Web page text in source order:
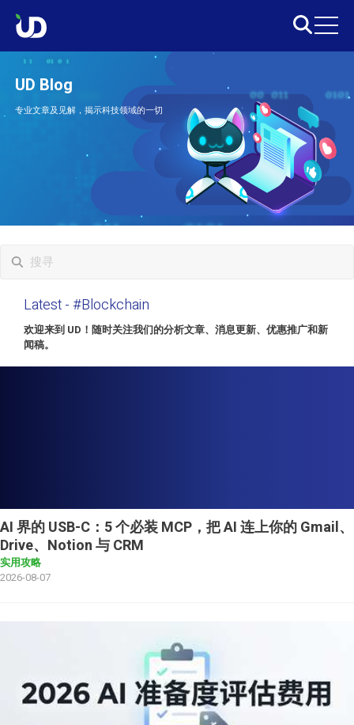
UD Blog
专业文章及见解，揭示科技领域的一切
Latest- #Blockchain
欢迎来到 UD！随时关注我们的分析文章、消息更新、优惠推广和新
闻稿。
AI 界的 USB-C：5 个必装 MCP，把 AI 连上你的 Gmail、
Drive、Notion 与 CRM
实用攻略
2026-08-07